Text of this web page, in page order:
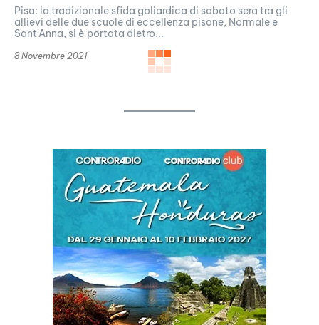
Pisa: la tradizionale sfida goliardica di sabato sera tra gli
allievi delle due scuole di eccellenza pisane, Normale e
Sant'Anna, si è portata dietro...
8 Novembre 2021